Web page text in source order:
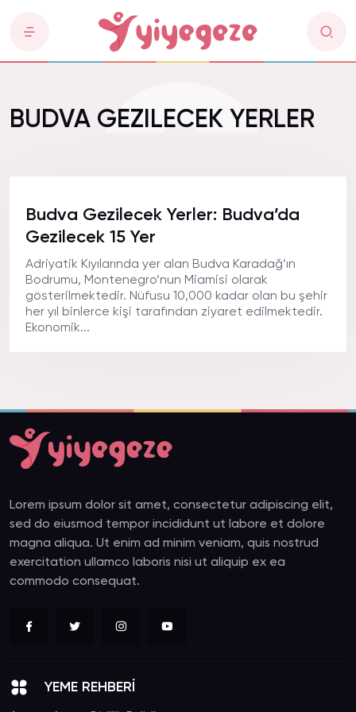
BUDVA GEZILECEK YERLER
Budva Gezilecek Yerler: Budva’da
Gezilecek 15 Yer
Adriyatik Kıyılarında yer alan Budva Karadağ’ın
Bodrumu, Montenegro’nun Miamisi olarak
gösterilmektedir. Nüfusu 10,000 kadar olan bu şehir
her yıl binlerce kişi tarafından ziyaret edilmektedir.
Ekonomik...
Lorem ipsum dolor sit amet, consectetur adipiscing elit,
sed do eiusmod tempor incididunt ut labore et dolore
magna aliqua. Ut enim ad minim veniam, quis nostrud
exercitation ullamco laboris nisi ut aliquip ex ea
commodo consequat.
YEME REHBERİ